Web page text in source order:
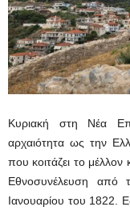
Κυριακή στη Νέα
αρχαιότητα ως την
που κοιτάζει το
Εθνοσυνέλευση από
Ιανουαρίου του 1822.